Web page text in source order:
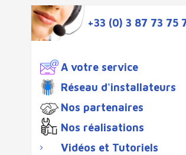
+33 (0) 3 87 73 75
A votre service
Réseau d'installateurs
Nos partenaires
Nos réalisations
Vidéos et Tutoriels